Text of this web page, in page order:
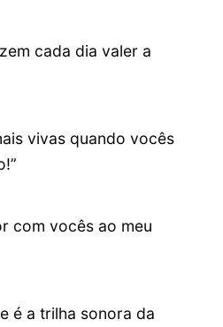
cada dia valer a
vivas quando vocês
com vocês ao meu
é a trilha sonora da